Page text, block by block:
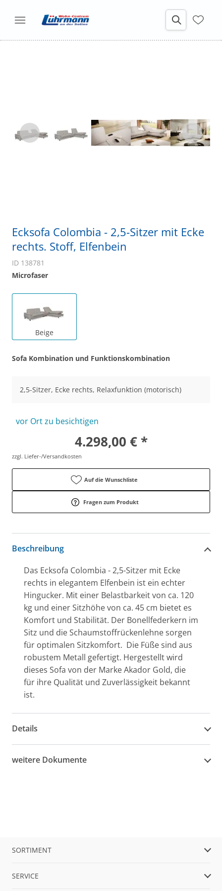
Ecksofa Colombia - 2,5-Sitzer mit Ecke
rechts. Stoff, Elfenbein
ID 138781
Microfaser
Beige
Sofa Kombination und Funktionskombination
2,5-Sitzer, Ecke rechts, Relaxfunktion (motorisch)
vor Ort zu besichtigen
4.298,00 € *
zzgl. Liefer-/Versandkosten
Auf die Wunschliste
Fragen zum Produkt
Beschreibung
Das Ecksofa Colombia - 2,5-Sitzer mit Ecke
rechts in elegantem Elfenbein ist ein echter
Hingucker. Mit einer Belastbarkeit von ca. 120
kg und einer Sitzhöhe von ca. 45 cm bietet es
Komfort und Stabilität. Der Bonellfederkern im
Sitz und die Schaumstoffrückenlehne sorgen
für optimalen Sitzkomfort. Die Füße sind aus
robustem Metall gefertigt. Hergestellt wird
dieses Sofa von der Marke Akador Gold, die
für ihre Qualität und Zuverlässigkeit bekannt
ist.
Details
weitere Dokumente
SORTIMENT
SERVICE